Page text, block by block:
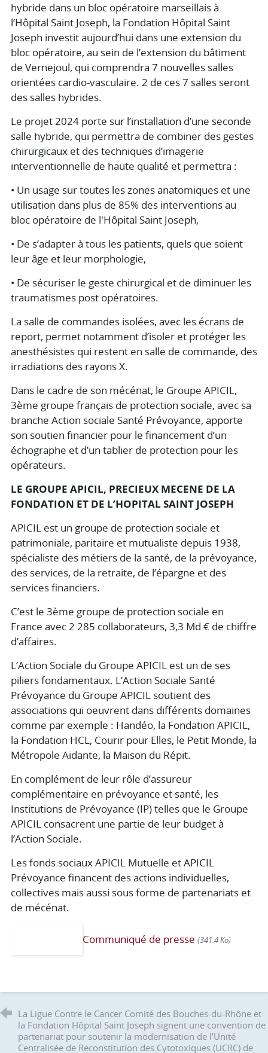
hybride dans un bloc opératoire marseillais à
l’Hôpital Saint Joseph, la Fondation Hôpital Saint
Joseph investit aujourd’hui dans une extension du
bloc opératoire, au sein de l’extension du bâtiment
de Vernejoul, qui comprendra 7 nouvelles salles
orientées cardio-vasculaire. 2 de ces 7 salles seront
des salles hybrides.
Le projet 2024 porte sur l’installation d’une seconde
salle hybride, qui permettra de combiner des gestes
chirurgicaux et des techniques d’imagerie
interventionnelle de haute qualité et permettra :
• Un usage sur toutes les zones anatomiques et une
utilisation dans plus de 85% des interventions au
bloc opératoire de l'Hôpital Saint Joseph,
• De s’adapter à tous les patients, quels que soient
leur âge et leur morphologie,
• De sécuriser le geste chirurgical et de diminuer les
traumatismes post opératoires.
La salle de commandes isolées, avec les écrans de
report, permet notamment d’isoler et protéger les
anesthésistes qui restent en salle de commande, des
irradiations des rayons X.
Dans le cadre de son mécénat, le Groupe APICIL,
3ème groupe français de protection sociale, avec sa
branche Action sociale Santé Prévoyance, apporte
son soutien financier pour le financement d’un
échographe et d’un tablier de protection pour les
opérateurs.
LE GROUPE APICIL, PRECIEUX MECENE DE LA
FONDATION ET DE L’HOPITAL SAINT JOSEPH
APICIL est un groupe de protection sociale et
patrimoniale, paritaire et mutualiste depuis 1938,
spécialiste des métiers de la santé, de la prévoyance,
des services, de la retraite, de l’épargne et des
services financiers.
C’est le 3ème groupe de protection sociale en
France avec 2 285 collaborateurs, 3,3 Md € de chiffre
d’affaires.
L’Action Sociale du Groupe APICIL est un de ses
piliers fondamentaux. L’Action Sociale Santé
Prévoyance du Groupe APICIL soutient des
associations qui oeuvrent dans différents domaines
comme par exemple : Handéo, la Fondation APICIL,
la Fondation HCL, Courir pour Elles, le Petit Monde, la
Métropole Aidante, la Maison du Répit.
En complément de leur rôle d’assureur
complémentaire en prévoyance et santé, les
Institutions de Prévoyance (IP) telles que le Groupe
APICIL consacrent une partie de leur budget à
l’Action Sociale.
Les fonds sociaux APICIL Mutuelle et APICIL
Prévoyance financent des actions individuelles,
collectives mais aussi sous forme de partenariats et
de mécénat.
Communiqué de presse (341.4 Ko)
La Ligue Contre le Cancer Comité des Bouches-du-Rhône et
la Fondation Hôpital Saint Joseph signent une convention de
partenariat pour soutenir la modernisation de l’Unité
Centralisée de Reconstitution des Cytotoxiques (UCRC) de